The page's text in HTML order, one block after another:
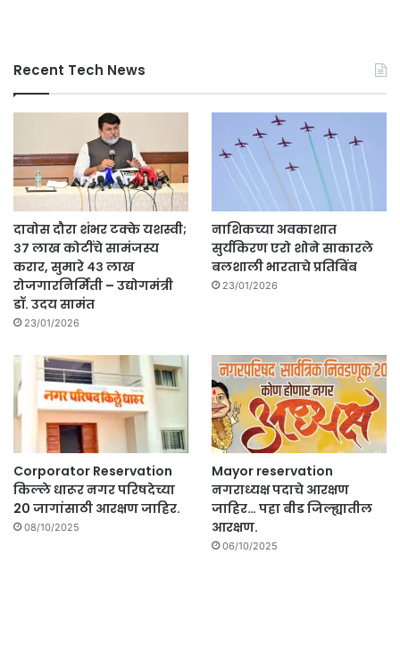
Recent Tech News
दावोस दौरा शंभर टक्के यशस्वी;
३७ लाख कोटींचे सामंजस्य
करार, सुमारे ४३ लाख
रोजगारनिर्मिती – उद्योगमंत्री
डॉ. उदय सामंत
23/01/2026
नाशिकच्या अवकाशात
सुर्यकिरण एरो शोने साकारले
बलशाली भारताचे प्रतिबिंब
23/01/2026
Corporator Reservation
किल्ले धारूर नगर परिषदेच्या
20 जागांसाठी आरक्षण जाहिर.
08/10/2025
Mayor reservation
नगराध्यक्ष पदाचे आरक्षण
जाहिर… पहा बीड जिल्ह्यातील
आरक्षण.
06/10/2025